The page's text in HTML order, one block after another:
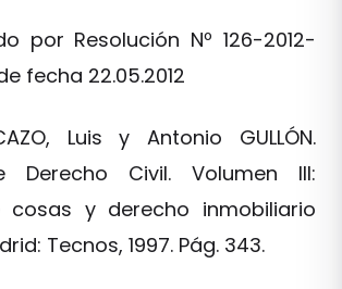
por Resolución Nº 126-2012-
fecha 22.05.2012
Luis y Antonio GULLÓN.
Derecho Civil. Volumen III:
cosas y derecho inmobiliario
Tecnos, 1997. Pág. 343.